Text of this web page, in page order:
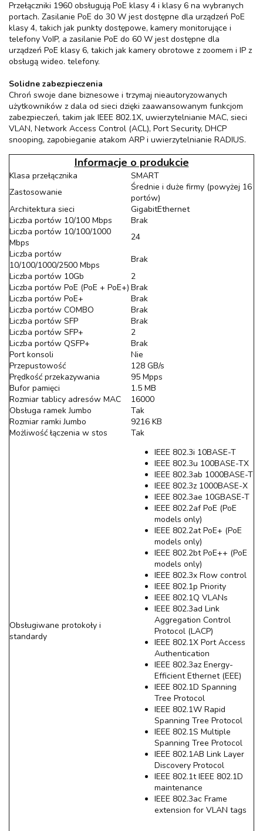
Przełączniki 1960 obsługują PoE klasy 4 i klasy 6 na wybranych
portach. Zasilanie PoE do 30 W jest dostępne dla urządzeń PoE
klasy 4, takich jak punkty dostępowe, kamery monitorujące i
telefony VoIP, a zasilanie PoE do 60 W jest dostępne dla
urządzeń PoE klasy 6, takich jak kamery obrotowe z zoomem i IP z
obsługą wideo. telefony.
Solidne zabezpieczenia
Chroń swoje dane biznesowe i trzymaj nieautoryzowanych
użytkowników z dala od sieci dzięki zaawansowanym funkcjom
zabezpieczeń, takim jak IEEE 802.1X, uwierzytelnianie MAC, sieci
VLAN, Network Access Control (ACL), Port Security, DHCP
snooping, zapobieganie atakom ARP i uwierzytelnianie RADIUS.
Informacje o produkcie
Klasa przełącznika
SMART
Zastosowanie
Średnie i duże firmy (powyżej 16
portów)
Architektura sieci
GigabitEthernet
Liczba portów 10/100 Mbps
Brak
Liczba portów 10/100/1000
Mbps
24
Liczba portów
10/100/1000/2500 Mbps
Brak
Liczba portów 10Gb
2
Liczba portów PoE (PoE + PoE+) Brak
Liczba portów PoE+
Brak
Liczba portów COMBO
Brak
Liczba portów SFP
Brak
Liczba portów SFP+
2
Liczba portów QSFP+
Brak
Port konsoli
Nie
Przepustowość
128 GB/s
Prędkość przekazywania
95 Mpps
Bufor pamięci
1.5 MB
Rozmiar tablicy adresów MAC
16000
Obsługa ramek Jumbo
Tak
Rozmiar ramki Jumbo
9216 KB
Możliwość łączenia w stos
Tak
Obsługiwane protokoły i
standardy
IEEE 802.3i 10BASE-T
IEEE 802.3u 100BASE-TX
IEEE 802.3ab 1000BASE-T
IEEE 802.3z 1000BASE-X
IEEE 802.3ae 10GBASE-T
IEEE 802.2af PoE (PoE
models only)
IEEE 802.2at PoE+ (PoE
models only)
IEEE 802.2bt PoE++ (PoE
models only)
IEEE 802.3x Flow control
IEEE 802.1p Priority
IEEE 802.1Q VLANs
IEEE 802.3ad Link
Aggregation Control
Protocol (LACP)
IEEE 802.1X Port Access
Authentication
IEEE 802.3az Energy-
Efficient Ethernet (EEE)
IEEE 802.1D Spanning
Tree Protocol
IEEE 802.1W Rapid
Spanning Tree Protocol
IEEE 802.1S Multiple
Spanning Tree Protocol
IEEE 802.1AB Link Layer
Discovery Protocol
IEEE 802.1t IEEE 802.1D
maintenance
IEEE 802.3ac Frame
extension for VLAN tags